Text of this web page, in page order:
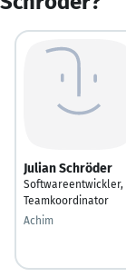
Julian Schröder
Softwareentwickler,
Teamkoordinator
Achim